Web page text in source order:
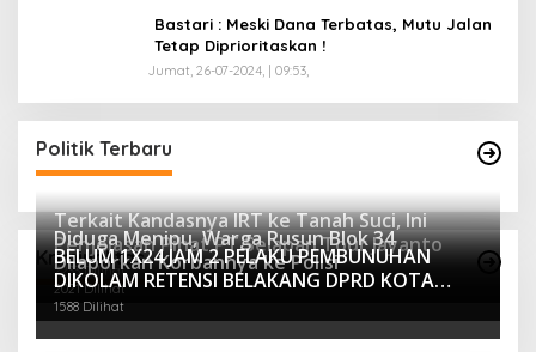
Bastari : Meski Dana Terbatas, Mutu Jalan
Tetap Diprioritaskan !
Jumat, 26-07-2024, | 09:53,
Politik Terbaru
Kriminalitas
Terkait Kandasnya IRT ke Tanah Suci, Ini
Penjelasan Pihat PT Selapan Tour Jayanto
2233 Dilihat
Diduga Menipu, Warga Rusun Blok 34
Dilaporkan Korbannya ke Polisi
2021 Dilihat
BELUM 1X24 JAM 2 PELAKU PEMBUNUHAN
DIKOLAM RETENSI BELAKANG DPRD KOTA
PALEMBANG TELAH DIRINGKUS ANGGOTA
POLSEK SU 1 PALEMBANG.
1588 Dilihat